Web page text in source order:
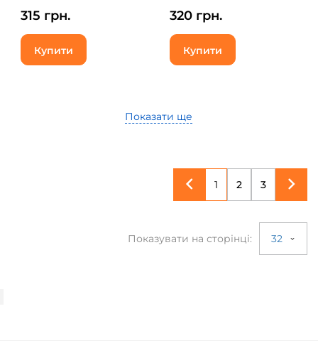
315 грн.
Купити
320 грн.
Купити
Показати ще
1 2 3
Показувати на сторінці: 32